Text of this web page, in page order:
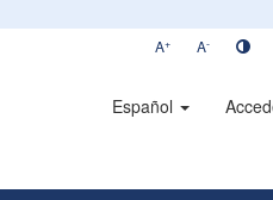
A+ A-
Español